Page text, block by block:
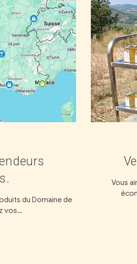
2023
à la ferme.
rencontrer ? Vous souhaitez